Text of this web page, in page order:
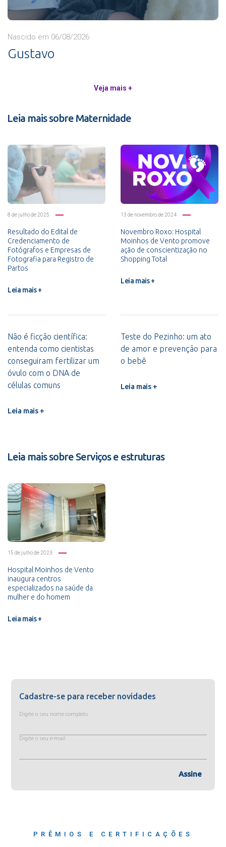
Nascido em 06/08/2026
Gustavo
Veja mais +
Leia mais sobre Maternidade
8 de julho de 2025
Resultado do Edital de
Credenciamento de
Fotógrafos e Empresas de
Fotografia para Registro de
Partos
Leia mais +
13 de novembro de 2024
Novembro Roxo: Hospital
Moinhos de Vento promove
ação de conscientização no
Shopping Total
Leia mais +
Não é ficção científica:
entenda como cientistas
conseguiram fertilizar um
óvulo com o DNA de
células comuns
Leia mais +
Teste do Pezinho: um ato
de amor e prevenção para
o bebê
Leia mais +
Leia mais sobre Serviços e estruturas
15 de julho de 2023
Hospital Moinhos de Vento
inaugura centros
especializados na saúde da
mulher e do homem
Leia mais +
Cadastre-se para receber novidades
Digite o seu nome completo
Digite o seu e-mail
Assine
PRÊMIOS E CERTIFICAÇÕES